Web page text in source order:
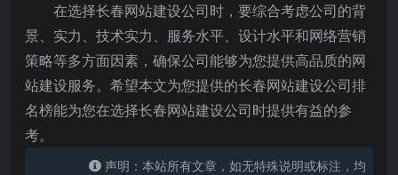
在选择长春网站建设公司时，要综合考虑公司的背
景、实力、技术实力、服务水平、设计水平和网络营销
策略等多方面因素，确保公司能够为您提供高品质的网
站建设服务。希望本文为您提供的长春网站建设公司排
名榜能为您在选择长春网站建设公司时提供有益的参
考。
声明：本站所有文章，如无特殊说明或标注，均